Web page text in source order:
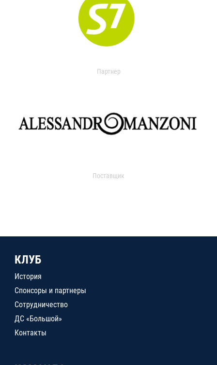
Партнер
Поставщик
КЛУБ
История
Спонсоры и партнеры
Сотрудничество
ДС «Большой»
Контакты